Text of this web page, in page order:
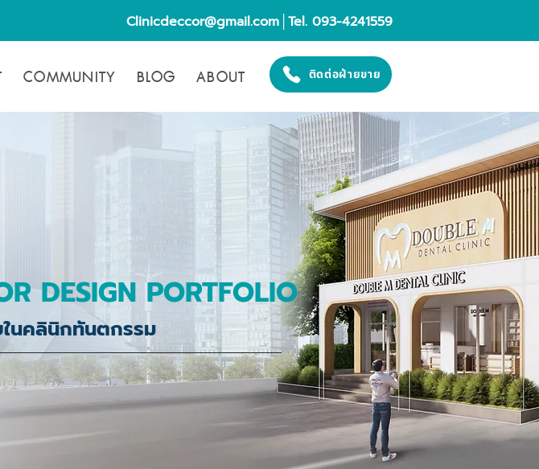
Clinicdeccor@gmail.com │Tel. 093-4241559
COMMUNITY BLOG ABOUT ติดต่อฝ่ายขาย
DESIGN PORTFOLIO
นคลินิกทันตกรรม